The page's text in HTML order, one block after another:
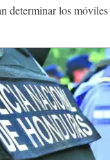
determinar los